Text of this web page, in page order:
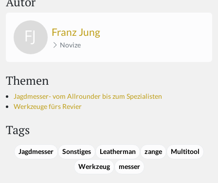
Franz Jung
Novize
Themen
Jagdmesser- vom Allrounder bis zum Spezialisten
Werkzeuge fürs Revier
Tags
Jagdmesser Sonstiges Leatherman zange
Multitool
Werkzeug
messer